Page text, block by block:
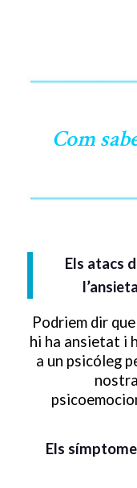
Com
Els atacs
Podriem dir
hi ha ansietat i
a un psicóleg
Els